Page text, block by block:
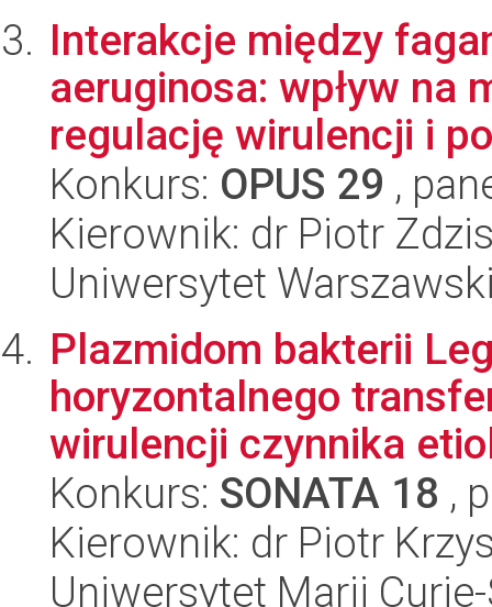
Interakcje między
aeruginosa: wpływ na
regulację wirulencji i
Konkurs: OPUS 29 ,
Kierownik: dr Piotr
Uniwersytet
Plazmidom bakterii
horyzontalnego
wirulencji czynnika
Konkurs: SONATA 18 ,
Kierownik: dr Piotr
Uniwersytet Marii